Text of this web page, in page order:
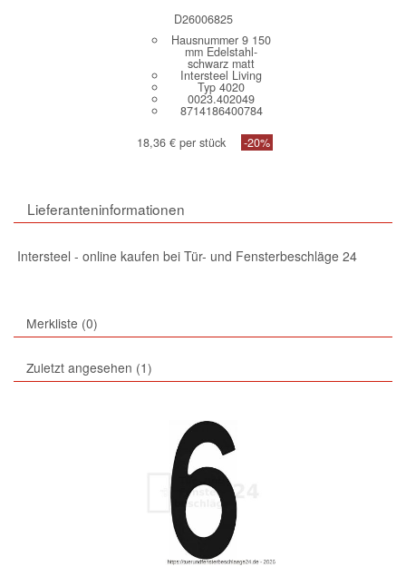
D26006825
Hausnummer 9 150
mm Edelstahl-
schwarz matt
Intersteel Living
Typ 4020
0023.402049
8714186400784
18,36 € per stück
-20%
Lieferanteninformationen
Intersteel - online kaufen bei Tür- und Fensterbeschläge 24
Merkliste 0
Zuletzt angesehen 1